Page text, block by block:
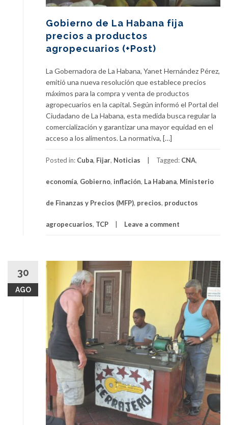
Gobierno de La Habana fija
precios a productos
agropecuarios (+Post)
La Gobernadora de La Habana, Yanet Hernández Pérez,
emitió una nueva resolución que establece precios
máximos para la compra y venta de productos
agropecuarios en la capital. Según informó el Portal del
Ciudadano de La Habana, esta medida busca regular la
comercialización y garantizar una mayor equidad en el
acceso a los alimentos. La normativa, […]
Posted in: Cuba, Fijar, Noticias Tagged: CNA,
economía, Gobierno, inflación, La Habana, Ministerio
de Finanzas y Precios (MFP), precios, productos
agropecuarios, TCP Leave a comment
30
AGO